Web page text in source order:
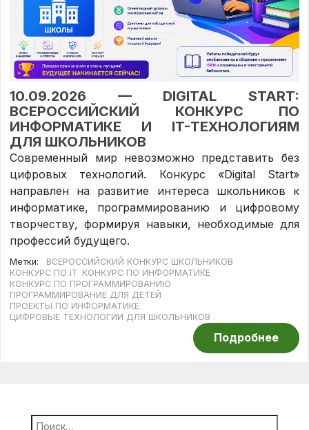
10.09.2026 — DIGITAL START:
ВСЕРОССИЙСКИЙ КОНКУРС ПО
ИНФОРМАТИКЕ И IT-ТЕХНОЛОГИЯМ
ДЛЯ ШКОЛЬНИКОВ
Современный мир невозможно представить без
цифровых технологий. Конкурс «Digital Start»
направлен на развитие интереса школьников к
информатике, программированию и цифровому
творчеству, формируя навыки, необходимые для
профессий будущего.
Метки:
ВСЕРОССИЙСКИЙ КОНКУРС ШКОЛЬНИКОВ
КОНКУРС ПО IT КОНКУРС ПО ИНФОРМАТИКЕ
КОНКУРС ПО ПРОГРАММИРОВАНИЮ
ПРОГРАММИРОВАНИЕ ДЛЯ ДЕТЕЙ
ПРОЕКТЫ ПО ИНФОРМАТИКЕ
ЦИФРОВЫЕ ТЕХНОЛОГИИ ДЛЯ ШКОЛЬНИКОВ
Подробнее
Найти: